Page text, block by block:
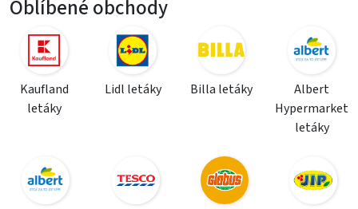
Oblíbené obchody
Kaufland
letáky
Lidl letáky Billa letáky
Albert
Hypermarket
letáky